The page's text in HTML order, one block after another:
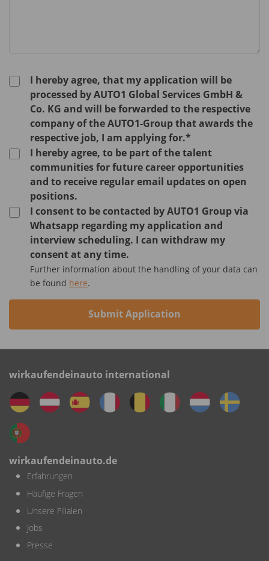
I hereby agree, that my application will be
processed by AUTO1 Global Services GmbH &
Co. KG and will be forwarded to the respective
company of the AUTO1-Group that awards the
respective job, I am applying for.*
I hereby agree, to be part of the talent
communities for future career opportunities
and to receive regular email updates on open
positions.
I consent to be contacted by AUTO1 Group via
Whatsapp regarding my application and
interview scheduling. I can withdraw my
consent at any time.
Further information about the handling of your data can
be found here.
Submit Application
wirkaufendeinauto international
wirkaufendeinauto.de
Erfahrungen
Häufige Fragen
Unsere Filialen
Jobs
Presse